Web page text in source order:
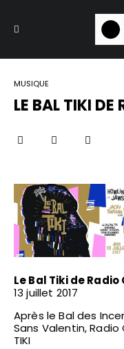
MUSIQUE
LE BAL TIKI
Le Bal Tiki de
13 juillet 2017
Après le Bal des
Sans Valentin, Radio
TIKI